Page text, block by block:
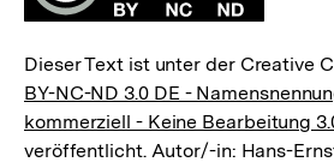
Dieser Text ist unter der Creative
BY-NC-ND 3.0 DE -
kommerziell - Keine Bearbeitung
veröffentlicht. Autor/-in: Hans-